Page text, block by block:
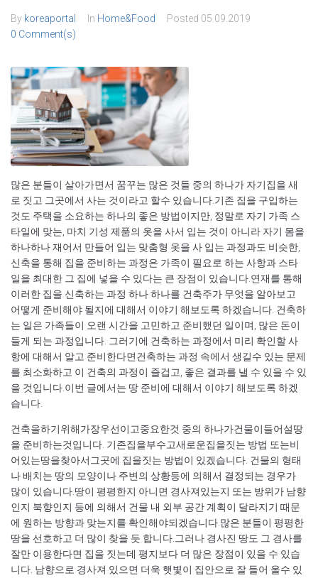
By koreaportal In Home&Food Posted 05.09.2019
0 Comment(s)
많은 분들이 살아가면서 꿈꾸는 많은 것들 중의 하나가 자기집을 새
로 짓고 그곳에서 사는 것이라고 할수 있습니다.기존 집을 구입하는
것도 주택을 소요하는 하나의 좋은 방법이지만, 정말로 자기 가족 스
타일에 맞는, 마치 기성 제품의 옷을 사서 입는 것이 아니라 자기 몸을
하나하나 재어서 만들어 입는 맞춤형 옷을 사 입는 과정과도 비슷한,
신축을 통해 집을 준비하는 과정은 가족이 필요로 하는 사항과 스타
일을 최대한 그 집에 넣을 수 있다는 큰 장점이 있습니다.연재를 통해
이러한 집을 신축하는 과정 하나 하나를 건축주가 무엇을 알아보고
어떻게 준비해야 될지에 대해서 이야기 해보도록 하겠습니다. 건축하
는 일은 가족들이 오랜 시간을 고민하고 준비했던 일이며, 많은 돈이
들게 되는 과정입니다. 그러기에 건축하는 과정에서 미리 확인할 사
항에 대해서 알고 준비한다면건축하는 과정 속에서 생길수 있는 문제
를 최소화하고 이 건축의 과정이 즐겁고, 좋은 결과를 낼 수 있을 수 있
을 것입니다.이번 글에서는 땅 준비에 대해서 이야기 해보도록 하겠
습니다.
건축을하기위해가장우선이고중요한것 중의 하나가건물이들어설땅
을 준비하는것입니다. 기존집을부수고새로운집을짓는 방법 또는비
어있는땅을찾아서그곳에 집을짓는 방법이 있겠습니다. 건물의 형태
나 배치는 땅의 모양이나 주변의 상황등에 의해서 결정되는 경우가
많이 있습니다.땅이 평평한지 아니면 경사져있는지 또는 방위가 남향
인지 북향인지 등에 의해서 건물 내 외부 공간 계획이 달라지기 때문
에 원하는 방향과 맞는지를 확인해야되겠습니다.많은 분들이 평평한
땅을 선호하고 더 많이 찾을 듯 합니다.그러나 경사진 땅도 그 경사를
잘만 이용한다면 집을 짓는데 평지보다 더 많은 장점이 있을 수 있습
니다. 남향으로 경사져 있으면 더욱 햇볓이 집안으로 잘 들어 올수 있